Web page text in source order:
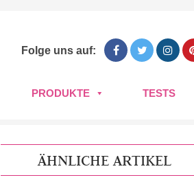
Folge uns auf:
PRODUKTE TESTS
ÄHNLICHE ARTIKEL